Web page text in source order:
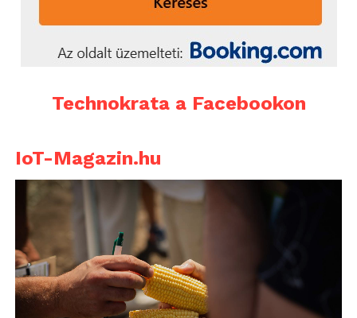
Technokrata a Facebookon
IoT-Magazin.hu